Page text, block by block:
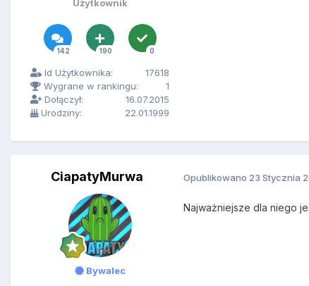
Użytkownik
142 190 0
Id Użytkownika:
17618
Wygrane w rankingu:
1
Dołączył:
16.07.2015
Urodziny:
22.01.1999
CiapatyMurwa
Bywalec
Opublikowano 23 Stycznia
Najważniejsze dla niego